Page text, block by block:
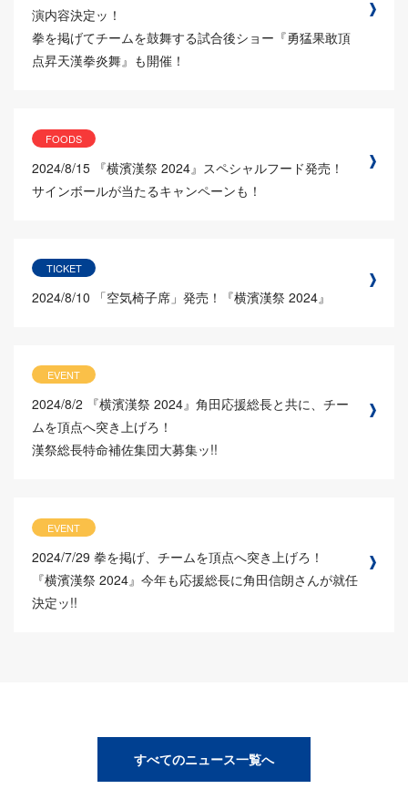
演内容決定ッ！
拳を掲げてチームを鼓舞する試合後ショー『勇猛果敢頂
点昇天漢拳炎舞』も開催！
FOODS
2024/8/15 『横濱漢祭 2024』スペシャルフード発売！
サインボールが当たるキャンペーンも！
TICKET
2024/8/10 「空気椅子席」発売！『横濱漢祭 2024』
EVENT
2024/8/2
『横濱漢祭 2024』角田応援総長と共に、チー
ムを頂点へ突き上げろ！
漢祭総長特命補佐集団大募集ッ!!
EVENT
2024/7/29 拳を掲げ、チームを頂点へ突き上げろ！
『横濱漢祭 2024』今年も応援総長に角田信朗さんが就任
決定ッ!!
すべてのニュース一覧へ